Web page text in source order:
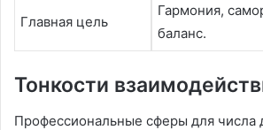
Главная цель
Гармония,
баланс.
Тонкости
Профессиональные сферы для числа